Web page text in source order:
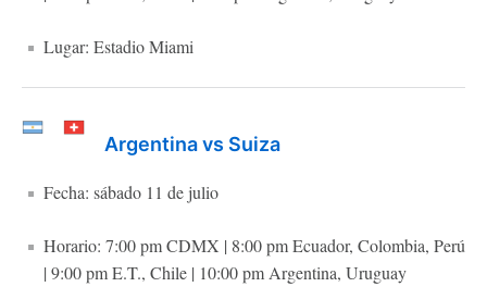
Lugar: Estadio Miami
Argentina vs Suiza
Fecha: sábado 11 de julio
Horario: 7:00 pm CDMX | 8:00 pm Ecuador, Colombia, Perú
| 9:00 pm E.T., Chile | 10:00 pm Argentina, Uruguay